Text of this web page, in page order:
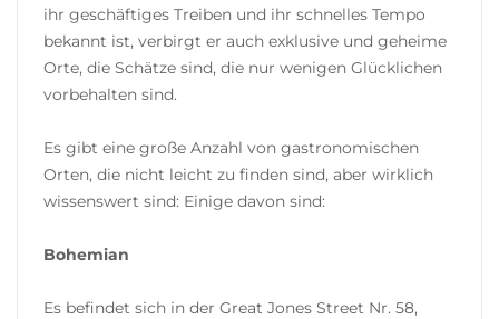
ihr geschäftiges Treiben und ihr schnelles Tempo
bekannt ist, verbirgt er auch exklusive und geheime
Orte, die Schätze sind, die nur wenigen Glücklichen
vorbehalten sind.
Es gibt eine große Anzahl von gastronomischen
Orten, die nicht leicht zu finden sind, aber wirklich
wissenswert sind: Einige davon sind:
Bohemian
Es befindet sich in der Great Jones Street Nr. 58,